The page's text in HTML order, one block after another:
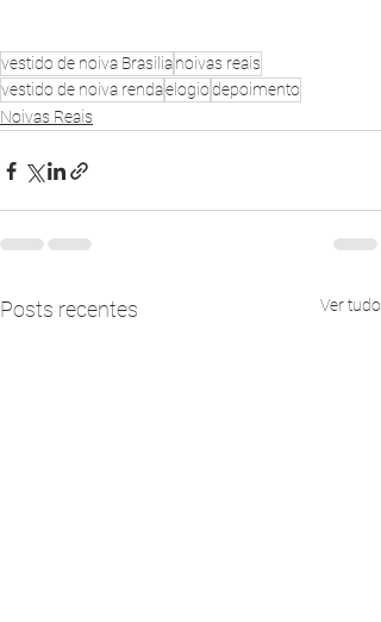
vestido de noiva Brasilianoivas reais
vestido de noiva rendaelogiodepoimento
Noivas Reais
Posts recentes Ver tudo